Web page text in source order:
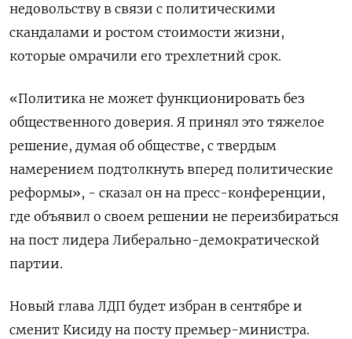
недовольству в связи с политическими
скандалами и ростом стоимости жизни,
которые омрачили его трехлетний срок.
«Политика не может функционировать без
общественного доверия. Я принял это тяжелое
решение, думая об обществе, с твердым
намерением подтолкнуть вперед политические
реформы», - сказал он на пресс-конференции,
где объявил о своем решении не переизбираться
на пост лидера Либерально-демократической
партии.
Новый глава ЛДП будет избран в сентябре и
сменит Кисиду на посту премьер-министра.